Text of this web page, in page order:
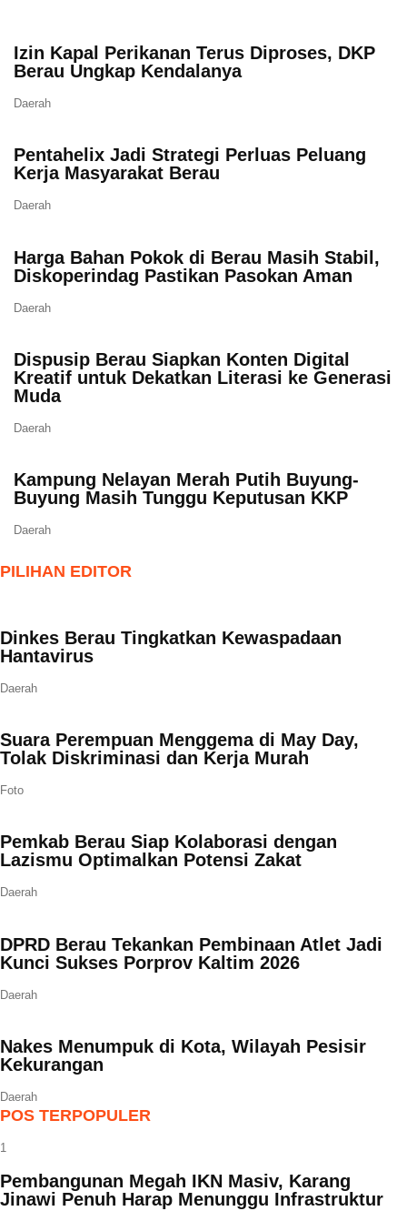
Izin Kapal Perikanan Terus Diproses, DKP
Berau Ungkap Kendalanya
Daerah
Pentahelix Jadi Strategi Perluas Peluang
Kerja Masyarakat Berau
Daerah
Harga Bahan Pokok di Berau Masih Stabil,
Diskoperindag Pastikan Pasokan Aman
Daerah
Dispusip Berau Siapkan Konten Digital
Kreatif untuk Dekatkan Literasi ke Generasi
Muda
Daerah
Kampung Nelayan Merah Putih Buyung-
Buyung Masih Tunggu Keputusan KKP
Daerah
PILIHAN EDITOR
Dinkes Berau Tingkatkan Kewaspadaan
Hantavirus
Daerah
Suara Perempuan Menggema di May Day,
Tolak Diskriminasi dan Kerja Murah
Foto
Pemkab Berau Siap Kolaborasi dengan
Lazismu Optimalkan Potensi Zakat
Daerah
DPRD Berau Tekankan Pembinaan Atlet Jadi
Kunci Sukses Porprov Kaltim 2026
Daerah
Nakes Menumpuk di Kota, Wilayah Pesisir
Kekurangan
Daerah
POS TERPOPULER
1
Pembangunan Megah IKN Masiv, Karang
Jinawi Penuh Harap Menunggu Infrastruktur